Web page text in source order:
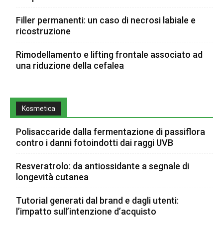
Filler permanenti: un caso di necrosi labiale e
ricostruzione
Rimodellamento e lifting frontale associato ad
una riduzione della cefalea
Kosmetica
Polisaccaride dalla fermentazione di passiflora
contro i danni fotoindotti dai raggi UVB
Resveratrolo: da antiossidante a segnale di
longevità cutanea
Tutorial generati dal brand e dagli utenti:
l’impatto sull’intenzione d’acquisto